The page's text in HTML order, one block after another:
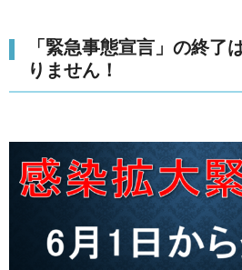
「緊急事態宣言」の終了
りません！